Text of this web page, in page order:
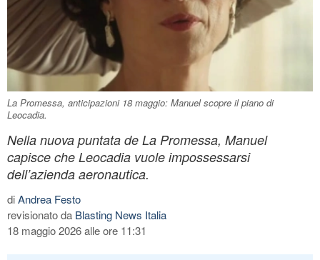
La Promessa, anticipazioni 18 maggio: Manuel scopre il piano di
Leocadia.
Nella nuova puntata de La Promessa, Manuel
capisce che Leocadia vuole impossessarsi
dell’azienda aeronautica.
diAndrea Festo
revisionato da Blasting News Italia
18 maggio 2026 alle ore 11:31